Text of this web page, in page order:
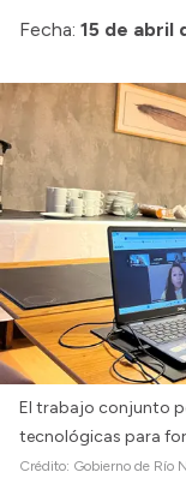
Fecha: 15 de abril
El trabajo conjunto
tecnológicas para
Crédito: Gobierno de Río